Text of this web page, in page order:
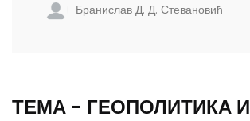
Бранислав Д. Д. Стевановић
ТЕМА - ГЕОПОЛИТИКА И